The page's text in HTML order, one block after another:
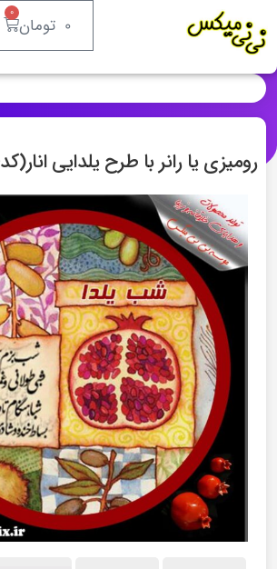
۰ تومان ۰
رومیزی یا رانر با طرح یلدایی انار(کد۶)